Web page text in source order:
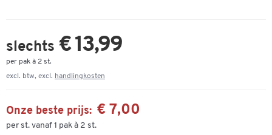
slechts € 13,99
per pak à 2 st.
excl. btw, excl. handlingkosten
Onze beste prijs: € 7,00
per st. vanaf 1 pak à 2 st.